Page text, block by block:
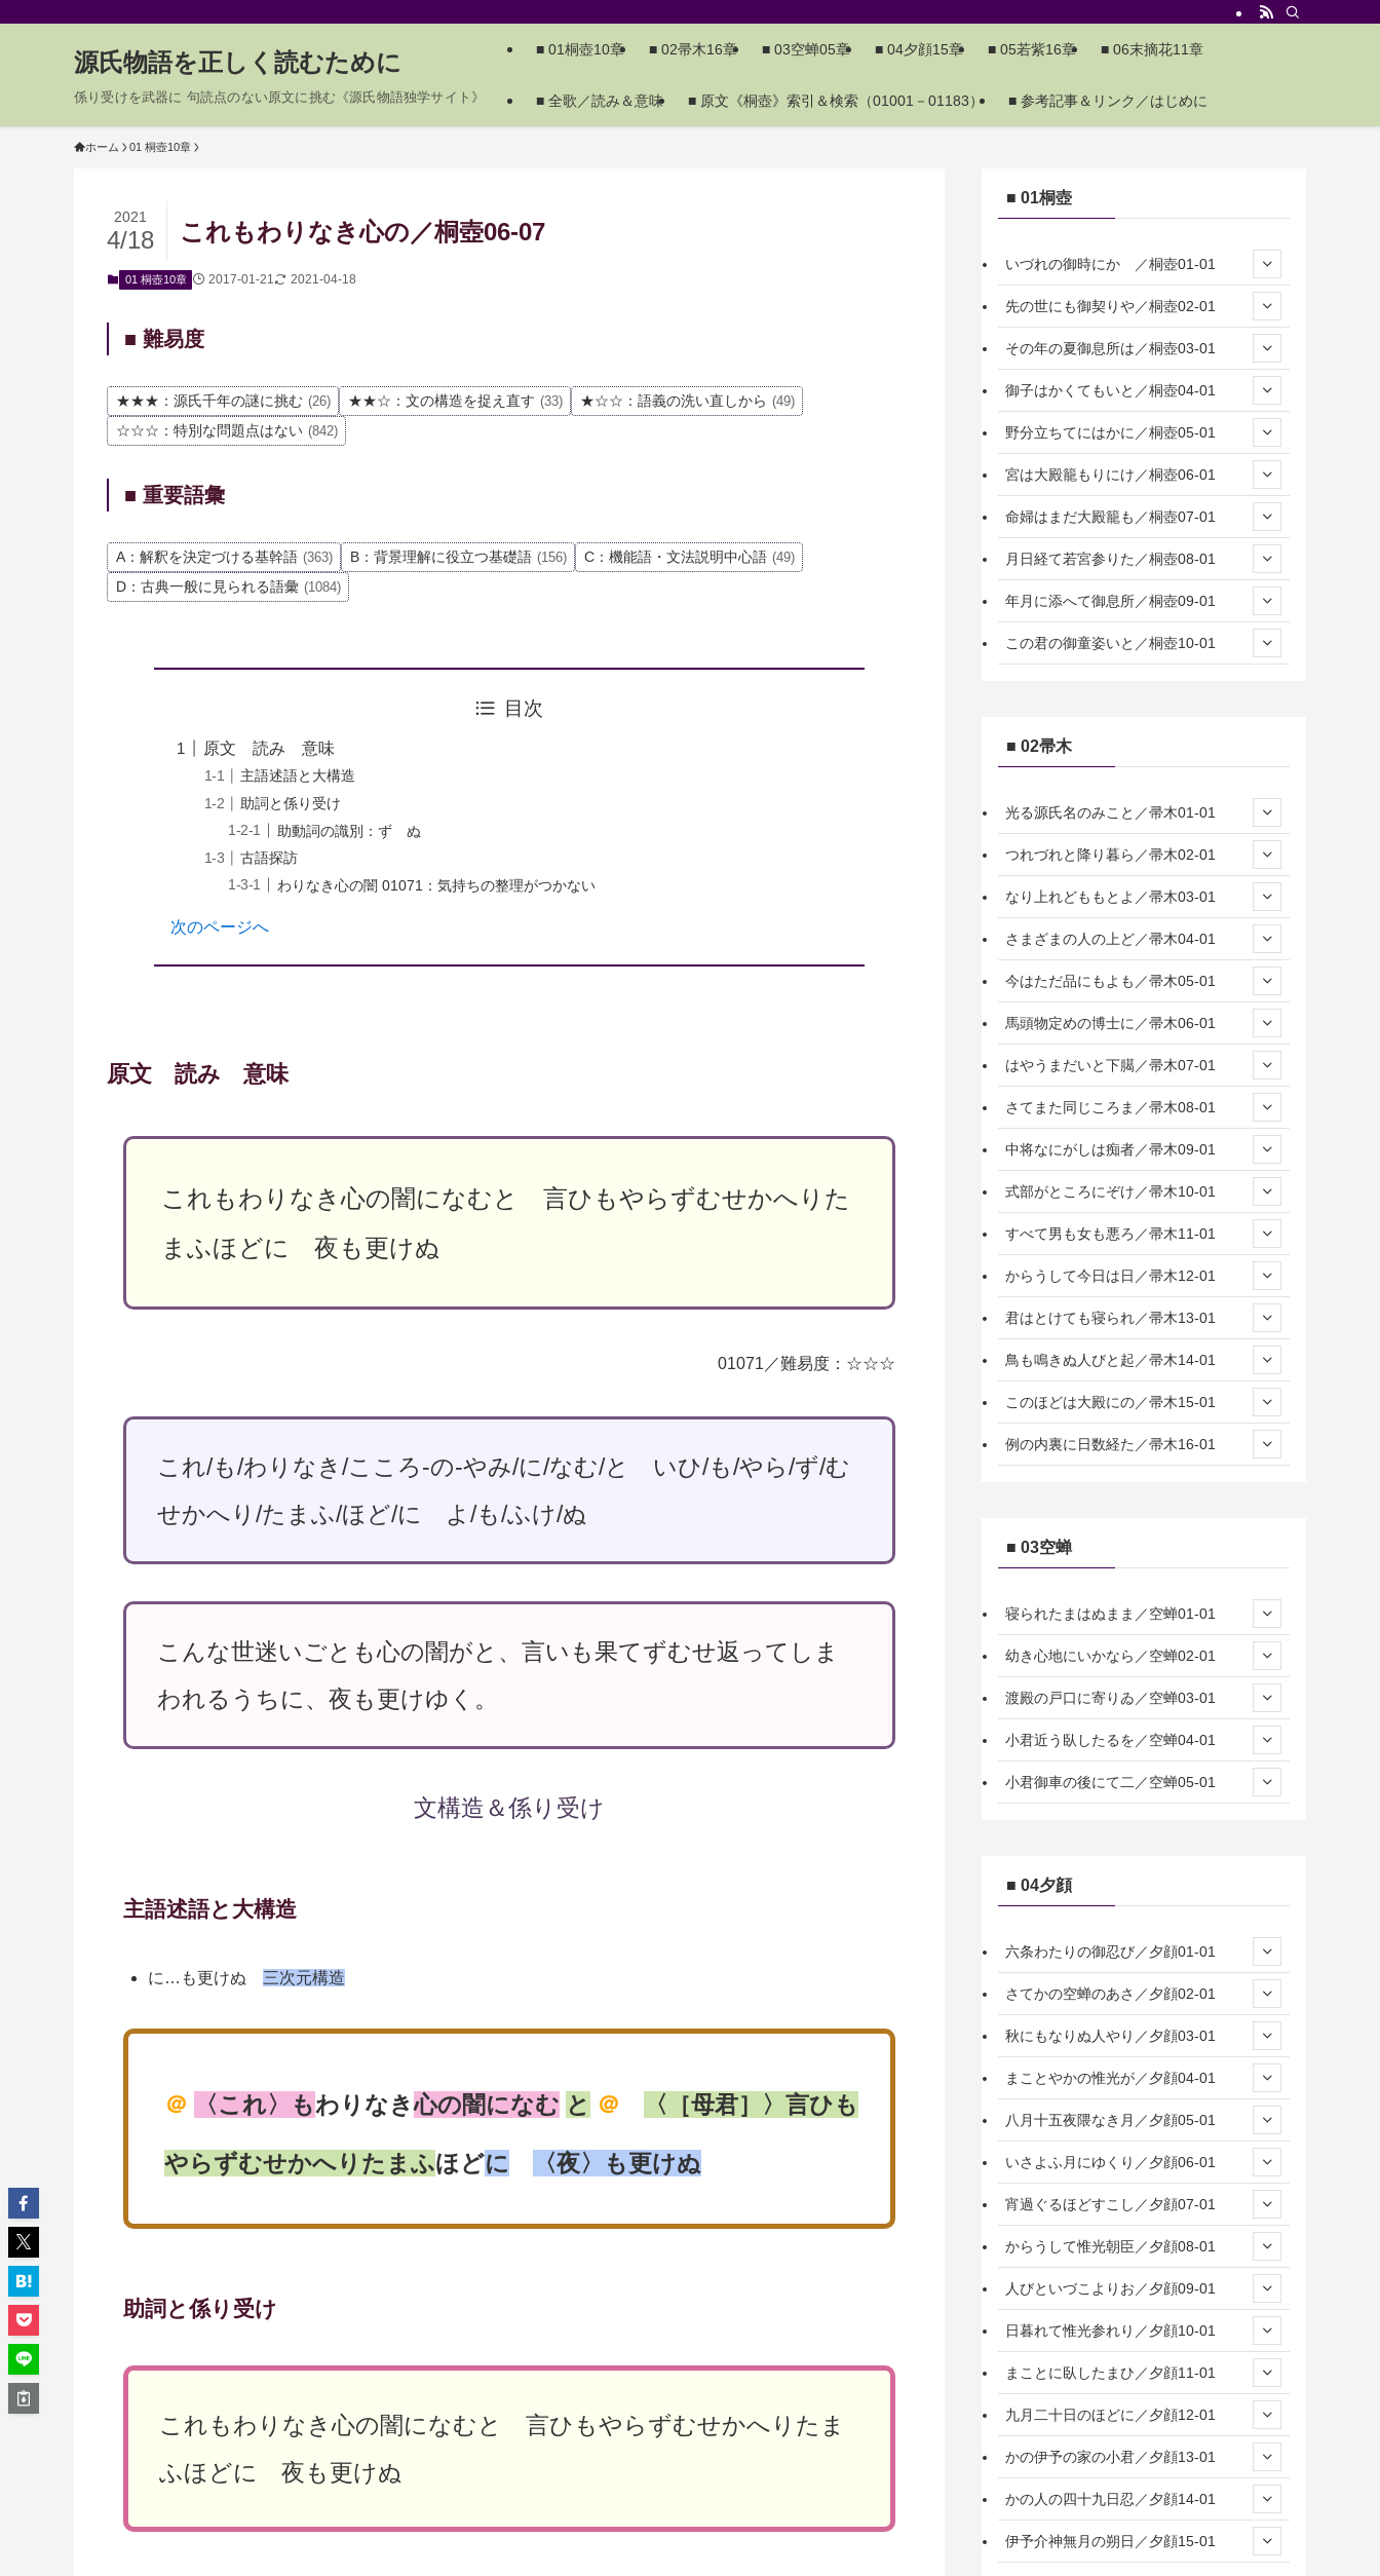
源氏物語を正しく読むために
係り受けを武器に 句読点のない原文に挑む《源氏物語独学サイト》
■ 01桐壺10章 ■ 02帚木16章 ■ 03空蝉05章 ■ 04夕顔15章 ■ 05若紫16章 ■ 06末摘花11章
■ 全歌／読み＆意味 ■ 原文《桐壺》索引＆検索（01001－01183） ■ 参考記事＆リンク／はじめに
ホーム 01 桐壺10章
これもわりなき心の／桐壺06-07
2021
4/18
01 桐壺10章 2017-01-21 2021-04-18
■ 難易度
★★★：源氏千年の謎に挑む (26) ★★☆：文の構造を捉え直す (33) ★☆☆：語義の洗い直しから (49)
☆☆☆：特別な問題点はない (842)
■ 重要語彙
A：解釈を決定づける基幹語 (363) B：背景理解に役立つ基礎語 (156) C：機能語・文法説明中心語 (49)
D：古典一般に見られる語彙 (1084)
目次
原文 読み 意味
主語述語と大構造
助詞と係り受け
助動詞の識別：ず ぬ
古語探訪
わりなき心の闇 01071：気持ちの整理がつかない
次のページへ
原文 読み 意味
これもわりなき心の闇になむと 言ひもやらずむせかへりた
まふほどに 夜も更けぬ
01071／難易度：☆☆☆
これ/も/わりなき/こころ-の-やみ/に/なむ/と いひ/も/やら/ず/む
せかへり/たまふ/ほど/に よ/も/ふけ/ぬ
こんな世迷いごとも心の闇がと、言いも果てずむせ返ってしま
われるうちに、夜も更けゆく。
文構造＆係り受け
主語述語と大構造
に…も更けぬ 三次元構造
＠ 〈これ〉もわりなき心の闇になむ と ＠ 〈［母君］〉言ひも
やらずむせかへりたまふほどに 〈夜〉も更けぬ
助詞と係り受け
これもわりなき心の闇になむと 言ひもやらずむせかへりたま
ふほどに 夜も更けぬ
■ 01桐壺
いづれの御時にか ／桐壺01-01
先の世にも御契りや／桐壺02-01
その年の夏御息所は／桐壺03-01
御子はかくてもいと／桐壺04-01
野分立ちてにはかに／桐壺05-01
宮は大殿籠もりにけ／桐壺06-01
命婦はまだ大殿籠も／桐壺07-01
月日経て若宮参りた／桐壺08-01
年月に添へて御息所／桐壺09-01
この君の御童姿いと／桐壺10-01
■ 02帚木
光る源氏名のみこと／帚木01-01
つれづれと降り暮ら／帚木02-01
なり上れどももとよ／帚木03-01
さまざまの人の上ど／帚木04-01
今はただ品にもよも／帚木05-01
馬頭物定めの博士に／帚木06-01
はやうまだいと下臈／帚木07-01
さてまた同じころま／帚木08-01
中将なにがしは痴者／帚木09-01
式部がところにぞけ／帚木10-01
すべて男も女も悪ろ／帚木11-01
からうして今日は日／帚木12-01
君はとけても寝られ／帚木13-01
鳥も鳴きぬ人びと起／帚木14-01
このほどは大殿にの／帚木15-01
例の内裏に日数経た／帚木16-01
■ 03空蝉
寝られたまはぬまま／空蝉01-01
幼き心地にいかなら／空蝉02-01
渡殿の戸口に寄りゐ／空蝉03-01
小君近う臥したるを／空蝉04-01
小君御車の後にて二／空蝉05-01
■ 04夕顔
六条わたりの御忍び／夕顔01-01
さてかの空蝉のあさ／夕顔02-01
秋にもなりぬ人やり／夕顔03-01
まことやかの惟光が／夕顔04-01
八月十五夜隈なき月／夕顔05-01
いさよふ月にゆくり／夕顔06-01
宵過ぐるほどすこし／夕顔07-01
からうして惟光朝臣／夕顔08-01
人びといづこよりお／夕顔09-01
日暮れて惟光参れり／夕顔10-01
まことに臥したまひ／夕顔11-01
九月二十日のほどに／夕顔12-01
かの伊予の家の小君／夕顔13-01
かの人の四十九日忍／夕顔14-01
伊予介神無月の朔日／夕顔15-01